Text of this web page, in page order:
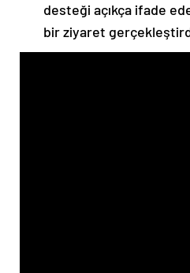
desteği açıkça ifade
bir ziyaret